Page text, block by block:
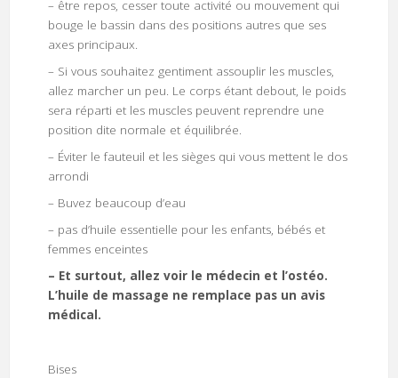
– être repos, cesser toute activité ou mouvement qui
bouge le bassin dans des positions autres que ses
axes principaux.
– Si vous souhaitez gentiment assouplir les muscles,
allez marcher un peu. Le corps étant debout, le poids
sera réparti et les muscles peuvent reprendre une
position dite normale et équilibrée.
– Éviter le fauteuil et les sièges qui vous mettent le dos
arrondi
– Buvez beaucoup d’eau
– pas d’huile essentielle pour les enfants, bébés et
femmes enceintes
– Et surtout, allez voir le médecin et l’ostéo.
L’huile de massage ne remplace pas un avis
médical.
Bises